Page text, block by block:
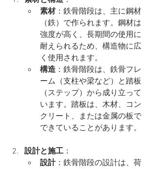
素材：鉄骨階段は、主に鋼材
（鉄）で作られます。鋼材は
強度が高く、長期間の使用に
耐えられるため、構造物に広
く使用されます。
構造 ：鉄骨階段は、鉄骨フレ
ーム（支柱や梁など）と踏板
（ステップ）から成り立って
います。踏板は、木材、コン
クリート、または金属の板で
できていることがあります。
設計と施工 ：
設計：鉄骨階段の設計は、荷